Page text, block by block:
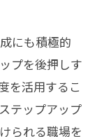
にも積極的
プを後押しす
を活用するこ
テップアップ
られる職場を